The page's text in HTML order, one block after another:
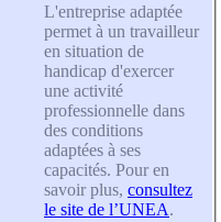
L'entreprise adaptée
permet à un travailleur
en situation de
handicap d'exercer
une activité
professionnelle dans
des conditions
adaptées à ses
capacités. Pour en
savoir plus, consultez
le site de l’UNEA.